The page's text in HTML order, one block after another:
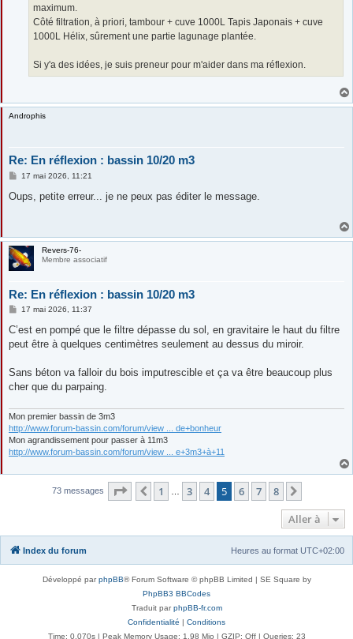
maximum.
Côté filtration, à priori, tambour + cuve 1000L Tapis Japonais + cuve
1000L Hélix, sûrement une partie lagunage plantée.
Si y'a des idées, je suis preneur pour m'aider dans ma réflexion.
Androphis
Re: En réflexion : bassin 10/20 m3
M
s
17 mai 2026, 11:21
Oups, petite erreur... je ne peux pas éditer le message.
Revers-76-
Membre associatif
Re: En réflexion : bassin 10/20 m3
M
s
a
17 mai 2026, 11:37
C’est en pompé que le filtre dépasse du sol, en gravitaire le haut du filtre
peut être à quelques centimètres seulement au dessus du miroir.
Sans béton va falloir du bois imputrescible et ça va être beaucoup plus
cher que du parpaing.
Mon premier bassin de 3m3
http://www.forum-bassin.com/forum/view ... de+bonheur
Mon agrandissement pour passer à 11m3
http://www.forum-bassin.com/forum/view ... e+3m3+à+11
73 messages Page sur
Précédente
1 3 4 5 6 7 8
Aller à
Index du forum Heures au format UTC+02:00
Développé parphpBB® Forum Software © phpBB Limited | SE Square by
PhpBB3 BBCodes
Traduit parphpBB-fr.com
Confidentialité | Conditions
Time: 0.070s| Peak Memory Usage: 1.98 Mio | GZIP: Off | Queries: 23